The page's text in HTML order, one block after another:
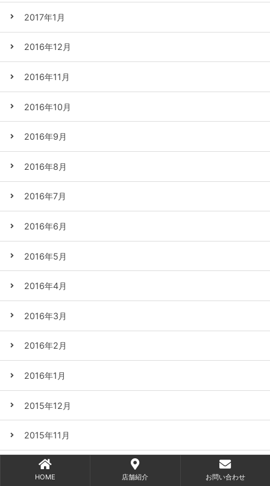
2017年1月
2016年12月
2016年11月
2016年10月
2016年9月
2016年8月
2016年7月
2016年6月
2016年5月
2016年4月
2016年3月
2016年2月
2016年1月
2015年12月
2015年11月
2015年10月
HOME 店舗紹介 お問い合わせ